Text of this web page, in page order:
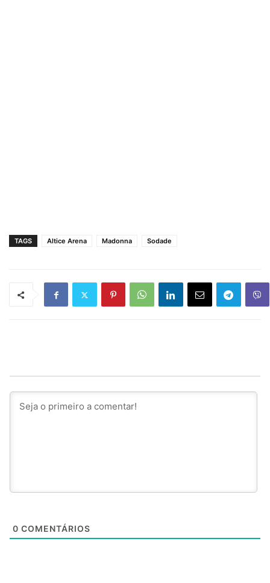
TAGS Altice Arena Madonna Sodade
0 COMENTÁRIOS